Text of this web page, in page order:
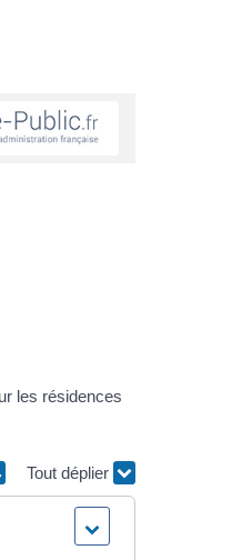
les résidences
Tout déplier